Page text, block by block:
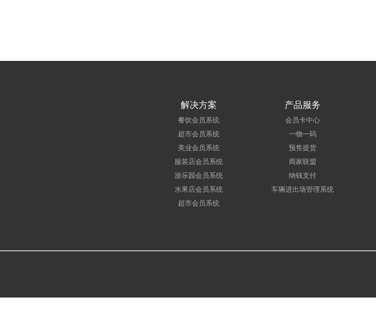
解决方案
餐饮会员系统
超市会员系统
美业会员系统
服装店会员系统
游乐园会员系统
水果店会员系统
超市会员系统
产品服务
会员卡中心
一物一码
预售提货
商家联盟
纳钱支付
车辆进出场管理系统